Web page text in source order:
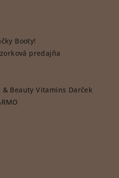
Booty!
predajňa
Beauty Vitamins Darček